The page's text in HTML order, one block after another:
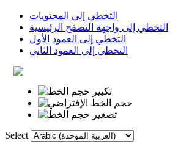
التخطي إلى المحتويات
التخطي إلى واجهة التصفح الرئيسية
التخطي إلى العمود الأول
التخطي إلى العمود الثاني
Select